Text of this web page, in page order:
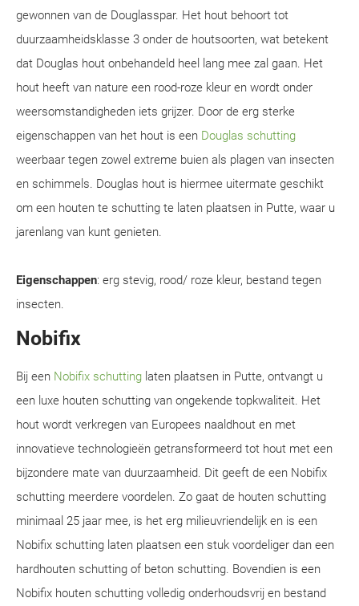
gewonnen van de Douglasspar. Het hout behoort tot
duurzaamheidsklasse 3 onder de houtsoorten, wat betekent
dat Douglas hout onbehandeld heel lang mee zal gaan. Het
hout heeft van nature een rood-roze kleur en wordt onder
weersomstandigheden iets grijzer. Door de erg sterke
eigenschappen van het hout is een Douglas schutting
weerbaar tegen zowel extreme buien als plagen van insecten
en schimmels. Douglas hout is hiermee uitermate geschikt
om een houten te schutting te laten plaatsen in Putte, waar u
jarenlang van kunt genieten.
Eigenschappen: erg stevig, rood/ roze kleur, bestand tegen
insecten.
Nobifix
Bij een Nobifix schutting laten plaatsen in Putte, ontvangt u
een luxe houten schutting van ongekende topkwaliteit. Het
hout wordt verkregen van Europees naaldhout en met
innovatieve technologieën getransformeerd tot hout met een
bijzondere mate van duurzaamheid. Dit geeft de een Nobifix
schutting meerdere voordelen. Zo gaat de houten schutting
minimaal 25 jaar mee, is het erg milieuvriendelijk en is een
Nobifix schutting laten plaatsen een stuk voordeliger dan een
hardhouten schutting of beton schutting. Bovendien is een
Nobifix houten schutting volledig onderhoudsvrij en bestand